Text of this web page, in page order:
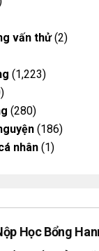
vấn thử(2)
(1,223)
(280)
(186)
nhân (1)
Học Bổng